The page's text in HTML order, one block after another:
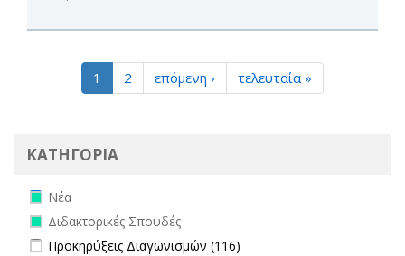
1 2 επόμενη › τελευταία »
ΚΑΤΗΓΟΡΙΑ
Remove Νέα filter
Νέα
Remove Διδακτορικές Σπουδές filter
Διδακτορικές Σπουδές
Apply Προκηρύξεις Διαγωνισμών filter
Προκηρύξεις Διαγωνισμών (116)